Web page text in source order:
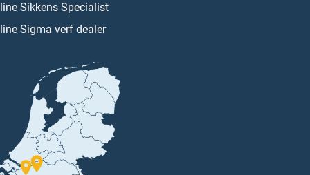
Sikkens Specialist
Sigma verf dealer